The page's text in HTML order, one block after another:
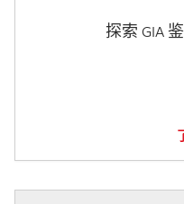
探索 GIA